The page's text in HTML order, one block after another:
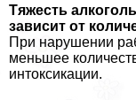
Тяжесть
зависит от
При нарушении
меньшее
интоксикации.